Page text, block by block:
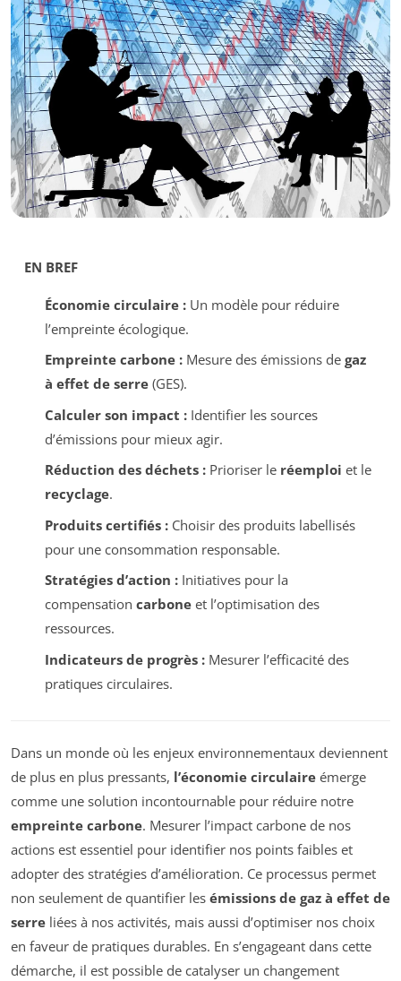
EN BREF
Économie circulaire :Un modèle pour réduire
l’empreinte écologique.
Empreinte carbone :Mesure des émissions de gaz
à effet de serre(GES).
Calculer son impact :Identifier les sources
d’émissions pour mieux agir.
Réduction des déchets :Prioriser le réemploi et le
recyclage.
Produits certifiés :Choisir des produits labellisés
pour une consommation responsable.
Stratégies d’action :Initiatives pour la
compensation carboneet l’optimisation des
ressources.
Indicateurs de progrès :Mesurer l’efficacité des
pratiques circulaires.
Dans un monde où les enjeux environnementaux deviennent
de plus en plus pressants, l’économie circulaire émerge
comme une solution incontournable pour réduire notre
empreinte carbone. Mesurer l’impact carbone de nos
actions est essentiel pour identifier nos points faibles et
adopter des stratégies d’amélioration. Ce processus permet
non seulement de quantifier les émissions de gaz à effet de
serre liées à nos activités, mais aussi d’optimiser nos choix
en faveur de pratiques durables. En s’engageant dans cette
démarche, il est possible de catalyser un changement